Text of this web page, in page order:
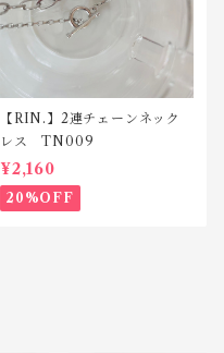
【RIN.】2連チェーンネック
レス TN009
¥2,160
20%OFF